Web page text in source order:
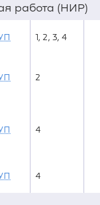
работа (НИР)
1, 2, 3, 4
2
4
4